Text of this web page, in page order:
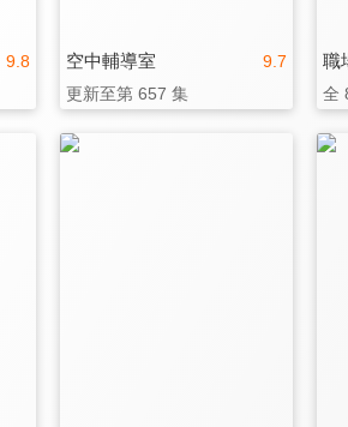
9.8 9.7
空中輔導室
更新至第 657 集
職
全